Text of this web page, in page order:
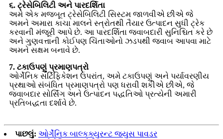
૬. ટ્રેસેબિલિટી અને પારદર્શિતા
અમે એક મજબૂત ટ્રેસેબિલિટી સિસ્ટમ જાળવીએ છીએ જે
અમને અમારા કાચા માલને સ્ત્રોતથી તૈયાર ઉત્પાદન સુધી ટ્રેક
કરવાની મંજૂરી આપે છે. આ પારદર્શિતા જવાબદારી સુનિશ્ચિત કરે છે
અને ગુણવત્તાની કોઈપણ ચિંતાઓનો ઝડપથી જવાબ આપવા માટે
અમને સક્ષમ બનાવે છે.
7. ટકાઉપણું પ્રમાણપત્રો
ઓર્ગેનિક સર્ટિફિકેશન ઉપરાંત, અમે ટકાઉપણું અને પર્યાવરણીય
પ્રથાઓ સંબંધિત પ્રમાણપત્રો પણ ધરાવી શકીએ છીએ, જે
જવાબદાર સોર્સિંગ અને ઉત્પાદન પદ્ધતિઓ પ્રત્યેની અમારી
પ્રતિબદ્ધતા દર્શાવે છે.
પાછલું: ઓર્ગેનિક બાલ્કક્યુરન્ટ જ્યુસ પાવડર